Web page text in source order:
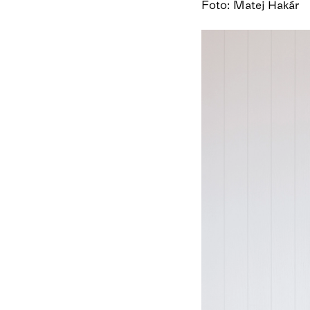
Foto: Matej Hakár